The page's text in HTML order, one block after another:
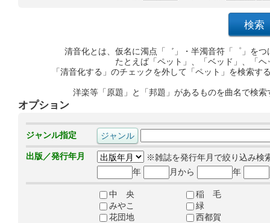
清音化とは、仮名に濁点「゛」・半濁音符「゜」を
たとえば「ペット」、「ベッド」、「
「清音化する」のチェックを外して「ペット」を検索
洋楽等「原題」と「邦題」があるものを曲名で検
オプション
ジャンル指定
出版／発行年月
※雑誌を発行年月で絞り込み検
年
月から 年
中 央
稲 毛
みやこ
緑
花団地
西都賀